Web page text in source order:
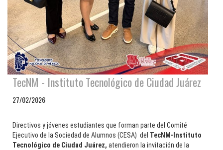
TecNM - Instituto Tecnológico de Ciudad Juárez
27/02/2026
Directivos y jóvenes estudiantes que forman parte del Comité
Ejecutivo de la Sociedad de Alumnos (CESA) del TecNM-Instituto
Tecnológico de Ciudad Juárez, atendieron la invitación de la